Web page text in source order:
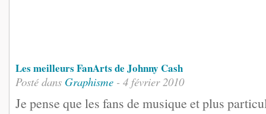
Les meilleurs FanArts de Johnny Cash
Posté dans Graphisme - 4 février 2010
Je pense que les fans de musique et plus